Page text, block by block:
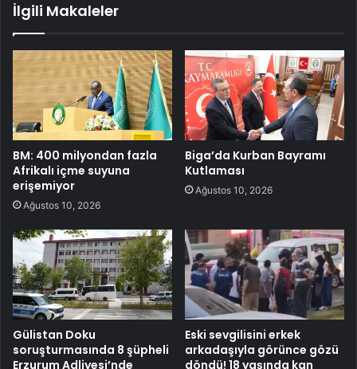
İlgili Makaleler
BM: 400 milyondan fazla
Afrikalı içme suyuna
erişemiyor
Ağustos 10, 2026
Biga’da Kurban Bayramı
Kutlaması
Ağustos 10, 2026
Gülistan Doku
soruşturmasında 8 şüpheli
Erzurum Adliyesi’nde
Eski sevgilisini erkek
arkadaşıyla görünce gözü
döndü! 18 yaşında kan